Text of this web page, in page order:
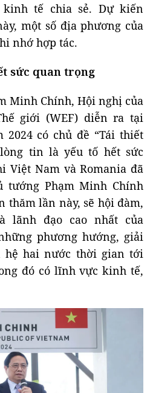
tế chia sẻ. Dự kiến
một số địa phương của
nhớ hợp tác.
sức quan trọng
Minh Chính, Hội nghị của
giới (WEF) diễn ra tại
2024 có chủ đề “Tái thiết
tin là yếu tố hết sức
Việt Nam và Romania đã
tướng Phạm Minh Chính
thăm lần này, sẽ hội đàm,
lãnh đạo cao nhất của
phương hướng, giải
hệ hai nước thời gian tới
đó có lĩnh vực kinh tế,